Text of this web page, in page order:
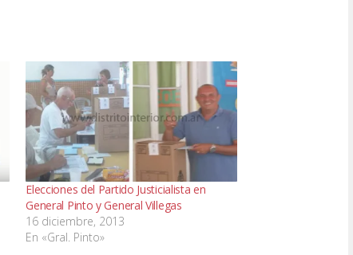
Elecciones del Partido Justicialista en
General Pinto y General Villegas
16 diciembre, 2013
En «Gral. Pinto»